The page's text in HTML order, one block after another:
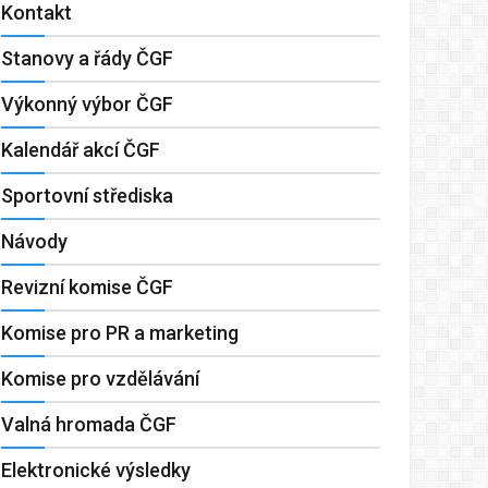
Kontakt
Stanovy a řády ČGF
Výkonný výbor ČGF
Kalendář akcí ČGF
Sportovní střediska
Návody
Revizní komise ČGF
Komise pro PR a marketing
Komise pro vzdělávání
Valná hromada ČGF
Elektronické výsledky